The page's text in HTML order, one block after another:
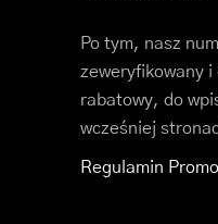
Po tym, nasz
zeweryfikowany i
rabatowy, do
wcześniej
Regulamin